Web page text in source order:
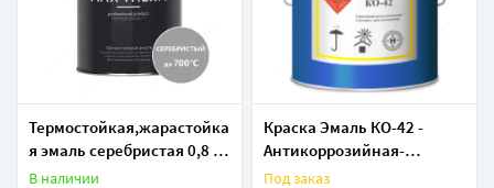
Термостойкая,жарастойка
я эмаль серебристая 0,8 кг
в Ташкенте в Узбекистане.
В наличии
Краска Эмаль КО-42 -
Антикоррозийная-
Пищевая в Ташкенте в
Под заказ